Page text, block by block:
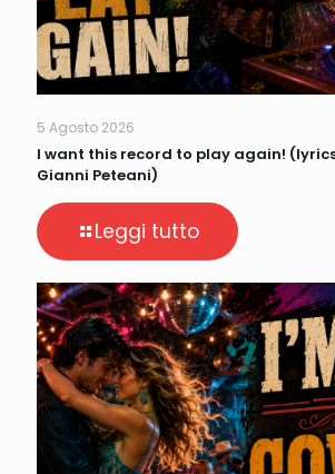
5 Agosto 2026
I want this record to play again!
Gianni Peteani)
Leggi tutto